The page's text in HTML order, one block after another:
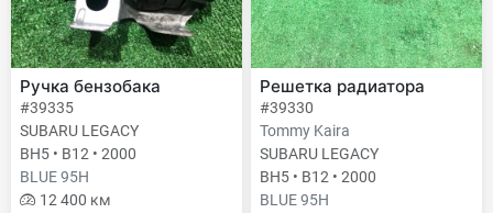
Ручка бензобака
#39335
SUBARU LEGACY
BH5 • B12 • 2000
BLUE 95H
12 400 км
Решетка радиатора
#39330
Tommy Kaira
SUBARU LEGACY
BH5 • B12 • 2000
BLUE 95H